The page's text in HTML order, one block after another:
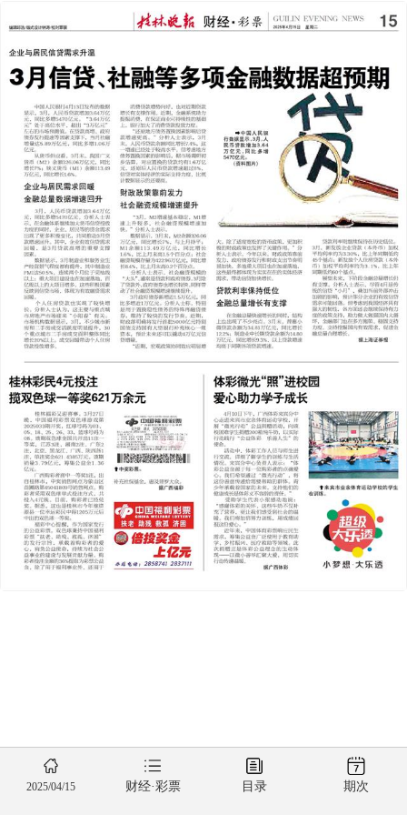
下一版
2025年04月15日
2025/04/15 财经·彩票 目录 期次